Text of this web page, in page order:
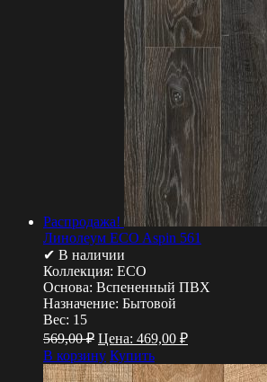
Распродажа!
Линолеум ECO Aspin 561
✔ В наличии
Коллекция: ECO
Основа: Вспененный ПВХ
Назначение: Бытовой
Вес: 15
569,00₽ Цена: 469,00 ₽
В корзину Купить